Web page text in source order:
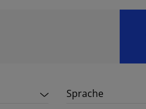
Sprache